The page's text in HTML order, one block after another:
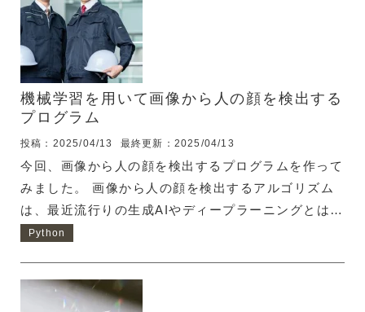
機械学習を用いて画像から人の顔を検出する
プログラム
投稿：2025/04/13 最終更新：2025/04/13
今回、画像から人の顔を検出するプログラムを作って
みました。 画像から人の顔を検出するアルゴリズム
は、最近流行りの生成AIやディープラーニングとはち
ょっと違います。今回は"Haar Cascade"というアル
ら物体検出を行うために用いられるアルゴリズムで
す。画像のピクセルの明るさの差と位置関係から、物
Python